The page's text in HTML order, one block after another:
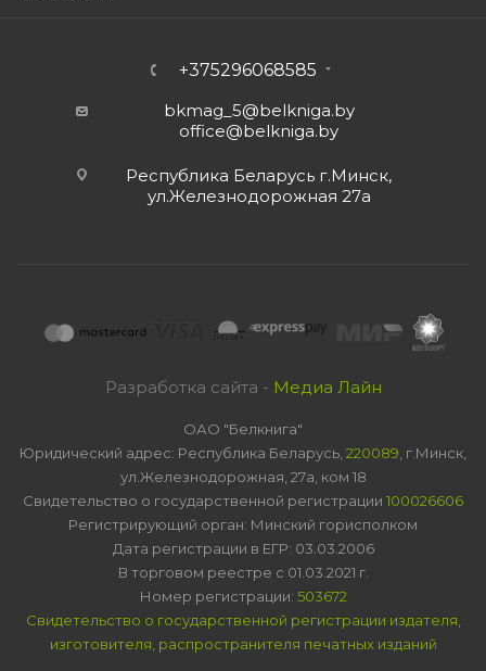
+375296068585
bkmag_5@belkniga.by
office@belkniga.by
Республика Беларусь г.Минск,
ул.Железнодорожная 27а
Разработка сайта - Медиа Лайн
ОАО "Белкнига"
Юридический адрес: Республика Беларусь, 220089 , г.Минск,
ул.Железнодорожная, 27а, ком 18
Свидетельство о государственной регистрации 100026606
Регистрирующий орган: Минский горисполком
Дата регистрации в ЕГР: 03.03.2006
В торговом реестре с 01.03.2021 г.
Номер регистрации: 503672
Свидетельство о государственной регистрации издателя,
изготовителя, распространителя печатных изданий